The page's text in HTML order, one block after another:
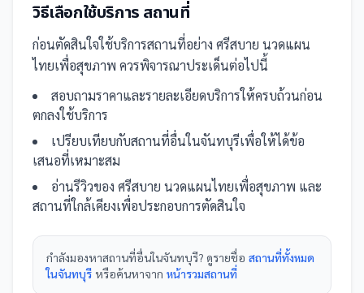
วิธีเลือกใช้บริการ สถานที่
ก่อนตัดสินใจใช้บริการสถานที่อย่าง ศรีสบาย นวดแผน
ไทยเพื่อสุขภาพ ควรพิจารณาประเด็นต่อไปนี้
สอบถามราคาและรายละเอียดบริการให้ครบถ้วนก่อน
ตกลงใช้บริการ
เปรียบเทียบกับสถานที่อื่นในจันทบุรีเพื่อให้ได้ข้อ
เสนอที่เหมาะสม
อ่านรีวิวของ ศรีสบาย นวดแผนไทยเพื่อสุขภาพ และ
สถานที่ใกล้เคียงเพื่อประกอบการตัดสินใจ
กำลังมองหาสถานที่อื่นในจันทบุรี? ดูรายชื่อ สถานที่ทั้งหมด
ในจันทบุรี หรือค้นหาจาก หน้ารวมสถานที่